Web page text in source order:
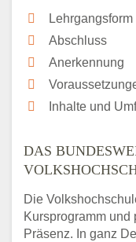
Lehrgangsform
Abschluss
Anerkennung
Inhalte und
DAS
Die
Kursprogramm und
Präsenz. In ganz